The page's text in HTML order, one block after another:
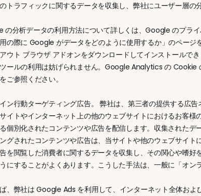
トラフィックに関するデータを収集し、弊社にユーザー層の
の分析データの利用方法について詳しくは、Google のプラ
の際に Google がデータをどのように使用するか」のペー
ウト ブラウザ アドオンをダウンロードしてインストール
ールの利用は妨げられません。Google Analytics の
ご参照ください。
ン行動ターゲティング広告。 弊社は、第三者の提供する広
イトやインターネット上の他のウェブサイトにおけるお客
個別化されたコンテンツや広告を配信します。収集された
グされたコンテンツや広告は、当サイトや他のウェブサイ
を閲覧した消費者に関するデータを収集し、その関心や嗜
にすることがよくあります。こうした手法は、一般に「オン
、弊社は Google Ads を利用して、インターネット全体お